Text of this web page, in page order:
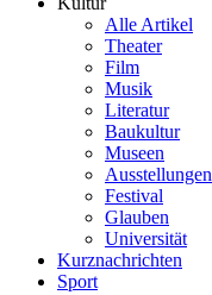
Alle Artikel
Theater
Film
Musik
Literatur
Baukultur
Museen
Ausstellungen
Festival
Glauben
Universität
Kurznachrichten
Sport